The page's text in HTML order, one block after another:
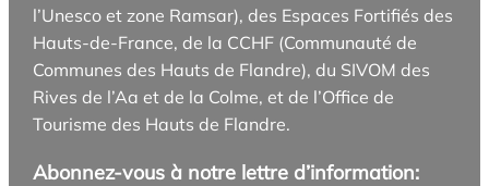
l’Unesco et zone Ramsar), des Espaces Fortifiés des
Hauts-de-France, de la CCHF (Communauté de
Communes des Hauts de Flandre), du SIVOM des
Rives de l’Aa et de la Colme, et de l’Office de
Tourisme des Hauts de Flandre.
Abonnez-vous à notre lettre d’information: